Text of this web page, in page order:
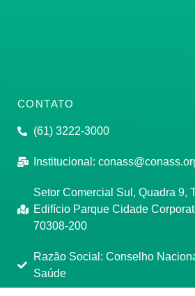
CONTATO
(61) 3222-3000
Institucional:
Setor Comercial Sul, Quadra 9,
Edifício Parque Cidade
70308-200
Razão Social: Conselho
Saúde